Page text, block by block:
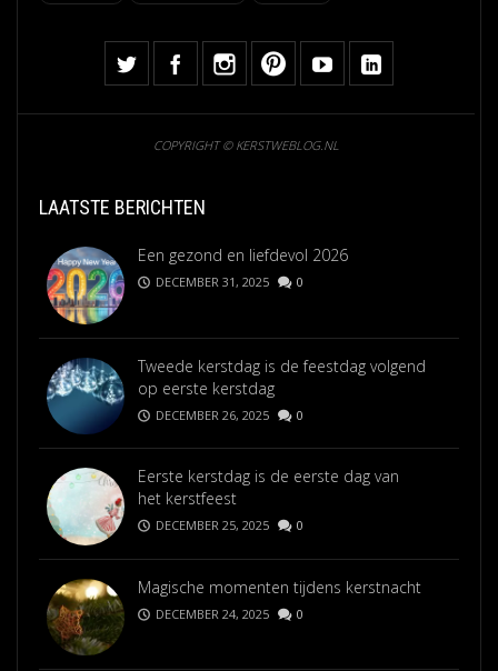
COPYRIGHT © KERSTWEBLOG.NL
LAATSTE BERICHTEN
Een gezond en liefdevol 2026
DECEMBER 31, 2025 0
Tweede kerstdag is de feestdag volgend
op eerste kerstdag
DECEMBER 26, 2025 0
Eerste kerstdag is de eerste dag van
het kerstfeest
DECEMBER 25, 2025 0
Magische momenten tijdens kerstnacht
DECEMBER 24, 2025 0